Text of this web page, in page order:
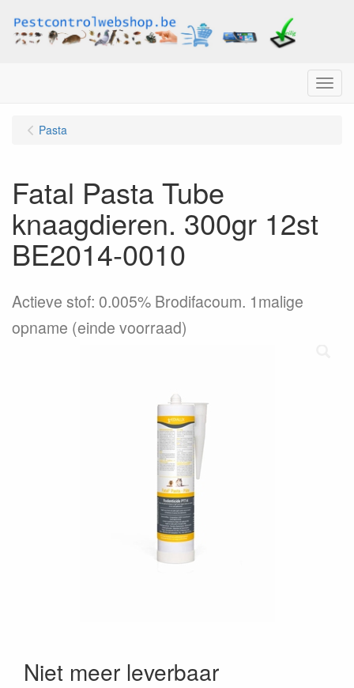
Menu
Pasta
Fatal Pasta Tube
knaagdieren. 300gr 12st
BE2014-0010
Actieve stof: 0.005% Brodifacoum. 1malige
opname (einde voorraad)
Niet meer leverbaar